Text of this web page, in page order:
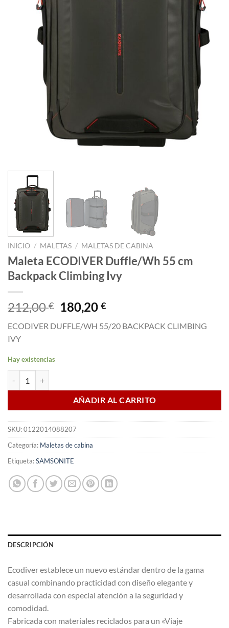
INICIO / MALETAS / MALETAS DE CABINA
Maleta ECODIVER Duffle/Wh 55 cm
Backpack Climbing Ivy
212,00€
El
precio
original
180,20€El
actual
ECODIVER DUFFLE/WH 55/20 BACKPACK CLIMBING
IVY
Hay existencias
AÑADIR AL CARRITO
SKU:0122014088207
Categoría: Maletas de cabina
Etiqueta:SAMSONITE
DESCRIPCIÓN
Ecodiver establece un nuevo estándar dentro de la gama
casual combinando practicidad con diseño elegante y
desarrollada con especial atención a la seguridad y
comodidad.
Fabricada con materiales reciclados para un «Viaje